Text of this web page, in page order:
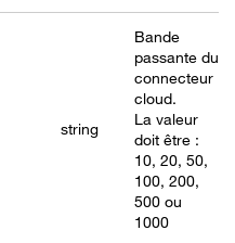
string
Bande
passante du
connecteur
cloud.
La valeur
doit être :
10, 20, 50,
100, 200,
500 ou
1000